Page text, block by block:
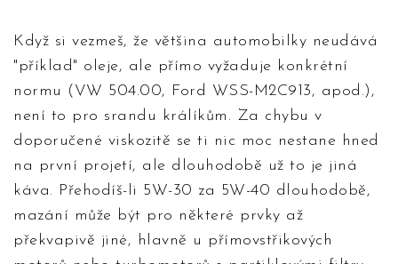
Když si vezmeš, že většina automobilky neudává
"příklad" oleje, ale přímo vyžaduje konkrétní
normu (VW 504.00, Ford WSS-M2C913, apod.),
není to pro srandu králíkům. Za chybu v
doporučené viskozitě se ti nic moc nestane hned
na první projetí, ale dlouhodobě už to je jiná
káva. Přehodíš-li 5W-30 za 5W-40 dlouhodobě,
mazání může být pro některé prvky až
překvapivě jiné, hlavně u přímovstřikových